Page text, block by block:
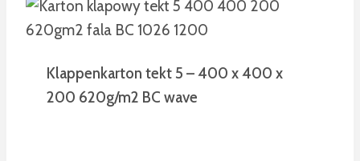
Klappenkarton tekt 5 – 400 x 400 x
200 620g/m2 BC wave